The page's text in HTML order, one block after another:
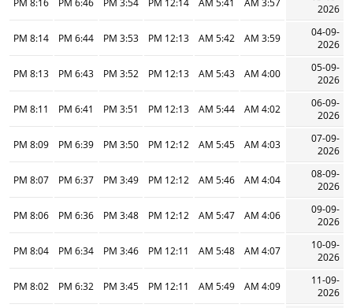
2026
3:57 AM
5:41 AM
12:14 PM
3:54 PM
6:46 PM
8:16 PM
04-09-
2026
3:59 AM
5:42 AM
12:13 PM
3:53 PM
6:44 PM
8:14 PM
05-09-
2026
4:00 AM
5:43 AM
12:13 PM
3:52 PM
6:43 PM
8:13 PM
06-09-
2026
4:02 AM
5:44 AM
12:13 PM
3:51 PM
6:41 PM
8:11 PM
07-09-
2026
4:03 AM
5:45 AM
12:12 PM
3:50 PM
6:39 PM
8:09 PM
08-09-
2026
4:04 AM
5:46 AM
12:12 PM
3:49 PM
6:37 PM
8:07 PM
09-09-
2026
4:06 AM
5:47 AM
12:12 PM
3:48 PM
6:36 PM
8:06 PM
10-09-
2026
4:07 AM
5:48 AM
12:11 PM
3:46 PM
6:34 PM
8:04 PM
11-09-
2026
4:09 AM
5:49 AM
12:11 PM
3:45 PM
6:32 PM
8:02 PM